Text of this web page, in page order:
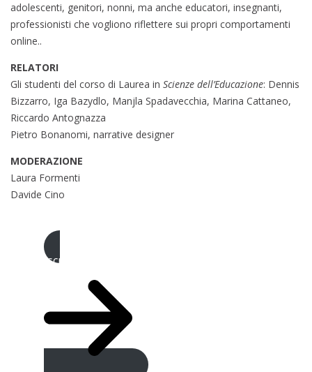
adolescenti, genitori, nonni, ma anche educatori, insegnanti,
professionisti che vogliono riflettere sui propri comportamenti
online..
RELATORI
Gli studenti del corso di Laurea in Scienze dell’Educazione: Dennis
Bizzarro, Iga Bazydlo, Manjla Spadavecchia, Marina Cattaneo,
Riccardo Antognazza
Pietro Bonanomi, narrative designer
MODERAZIONE
Laura Formenti
Davide Cino
Iscriviti all’evento